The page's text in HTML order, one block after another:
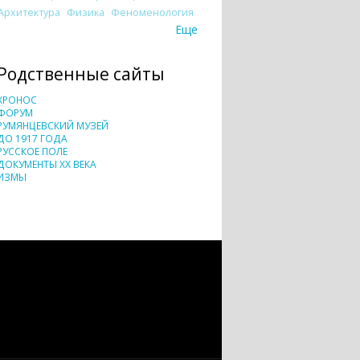
Физика Феноменология
Еще
сайты
МУЗЕЙ
1917 ГОДА
ПОЛЕ
XX ВЕКА